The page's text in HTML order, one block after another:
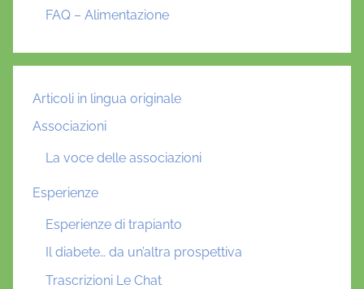
FAQ – Alimentazione
Articoli in lingua originale
Associazioni
La voce delle associazioni
Esperienze
Esperienze di trapianto
Il diabete… da un’altra prospettiva
Trascrizioni Le Chat